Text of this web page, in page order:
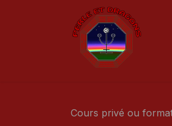
Se rendre au contenu
Cours privé ou